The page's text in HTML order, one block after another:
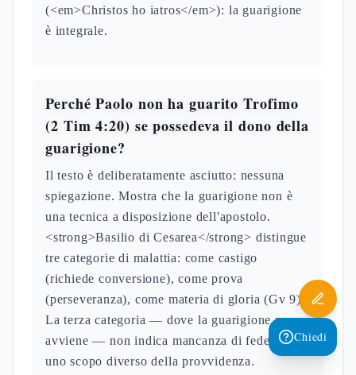
(<em>Christos ho iatros</em>): la guarigione
è integrale.
Perché Paolo non ha guarito Trofimo
(2 Tim 4:20) se possedeva il dono della
guarigione?
Il testo è deliberatamente asciutto: nessuna
spiegazione. Mostra che la guarigione non è
una tecnica a disposizione dell'apostolo.
<strong>Basilio di Cesarea</strong> distingue
tre categorie di malattia: come castigo
(richiede conversione), come prova
(perseveranza), come materia di gloria (Gv 9).
La terza categoria — dove la guarigione non
avviene — non indica mancanza di fede ma
uno scopo diverso della provvidenza.
Chiedi